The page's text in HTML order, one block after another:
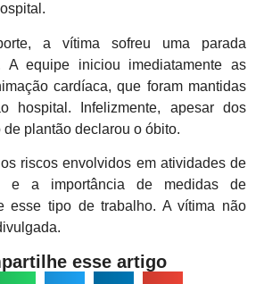
a vítima sofreu uma parada
A equipe iniciou imediatamente as
cardíaca, que foram mantidas
hospital. Infelizmente, apesar dos
plantão declarou o óbito.
riscos envolvidos em atividades de
e a importância de medidas de
esse tipo de trabalho. A vítima não
esse artigo